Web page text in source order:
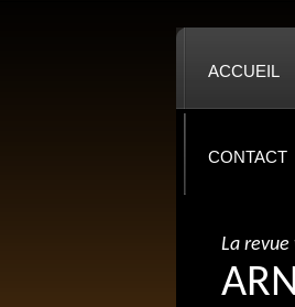
ACCUEIL
CONTACT
La revue